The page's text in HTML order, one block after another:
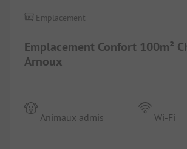
Emplacement Confort 100m²
Arnoux
Emplacement
Animaux admis Wi-Fi